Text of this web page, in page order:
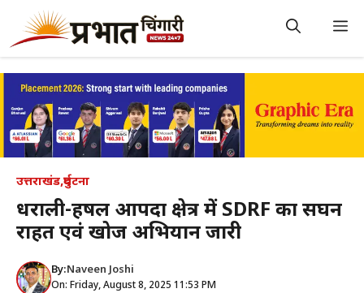
content
उत्तराखंड,दुर्घटना
धराली-हर्षिल आपदा क्षेत्र में SDRF का सघन
राहत एवं खोज अभियान जारी
By:Naveen Joshi
On: Friday, August 8, 2025 11:53 PM